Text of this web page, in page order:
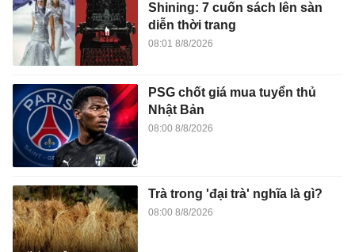
Shining: 7 cuốn sách lên sàn
diễn thời trang
08:01 8/8/2026
PSG chốt giá mua tuyển thủ
Nhật Bản
08:00 8/8/2026
Trà trong 'đại trà' nghĩa là gì?
08:00 8/8/2026